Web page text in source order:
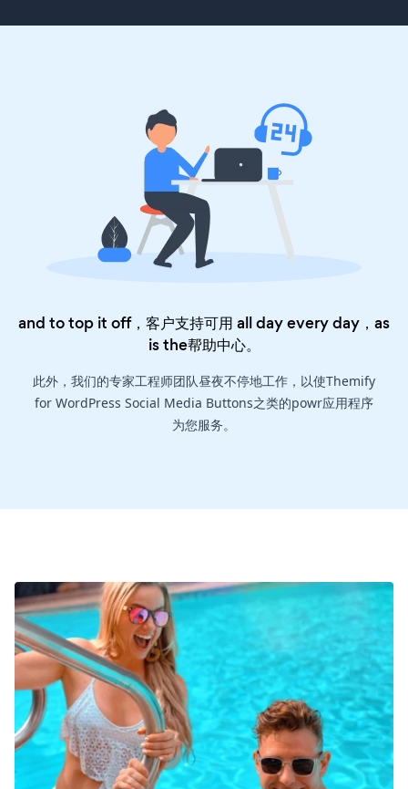
and to top it off，客户支持可用 all day every day，as
is the帮助中心。
此外，我们的专家工程师团队昼夜不停地工作，以使Themify
for WordPress Social Media Buttons之类的powr应用程序
为您服务。